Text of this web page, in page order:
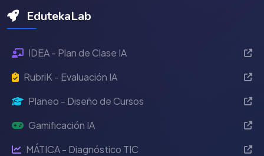
EdutekaLab
IDEA - Plan de Clase IA
RubriK - Evaluación IA
Planeo - Diseño de Cursos
Gamificación IA
MÁTICA - Diagnóstico TIC